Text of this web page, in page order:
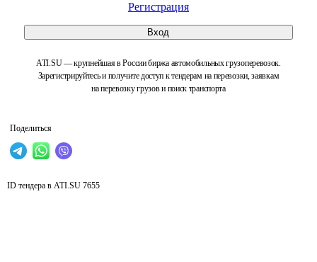
Регистрация
Вход
ATI.SU — крупнейшая в России биржа автомобильных грузоперевозок.
Зарегистрируйтесь и получите доступ к тендерам на перевозки, заявкам
на перевозку грузов и поиск транспорта
Поделиться
ID тендера в ATI.SU 7655